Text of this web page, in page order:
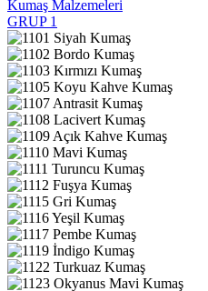
Kumaş Malzemeleri
GRUP 1